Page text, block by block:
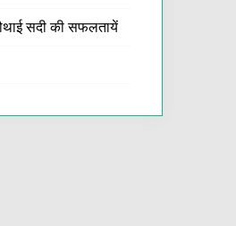
सदी की सफलतायें